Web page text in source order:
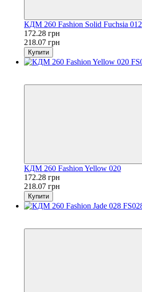
КДМ 260 Fashion Solid Fuchsia 012
172.28 грн
218.07 грн
Купити
КДМ 260 Fashion Yellow 020
172.28 грн
218.07 грн
Купити